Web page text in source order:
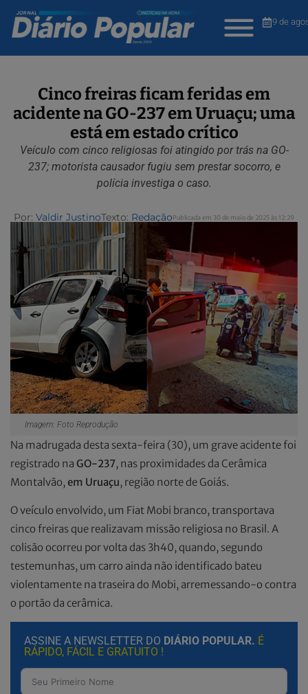
9 de
Cinco freiras ficam feridas em
acidente na GO-237 em Uruaçu; uma
está em estado crítico
Veículo com cinco religiosas foi atingido por trás na GO-
237; motorista causador fugiu sem prestar socorro, e
polícia investiga o caso.
Por: Valdir JustinoTexto: RedaçãoPublicada em 30 de maio de 2025 às 12:29
Imagem: Foto Reprodução
Na madrugada desta sexta-feira (30), um grave acidente foi
registrado na GO-237, nas proximidades da Cerâmica
Montalvão, em Uruaçu, região norte de Goiás.
O veículo envolvido, um Fiat Mobi branco, transportava
cinco freiras que realizavam missão religiosa no Brasil. A
colisão ocorreu por volta das 3h40, quando, segundo
testemunhas, um carro ainda não identificado bateu
violentamente na traseira do Mobi, arremessando-o contra
o portão da cerâmica.
ASSINE A NEWSLETTER DO DIÁRIO POPULAR. É
RÁPIDO, FÁCIL E GRATUITO !